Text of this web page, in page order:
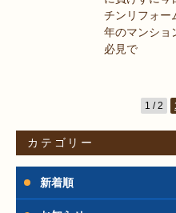
チンリフォー
年のマンショ
必見で
1 / 2
カテゴリー
新着順